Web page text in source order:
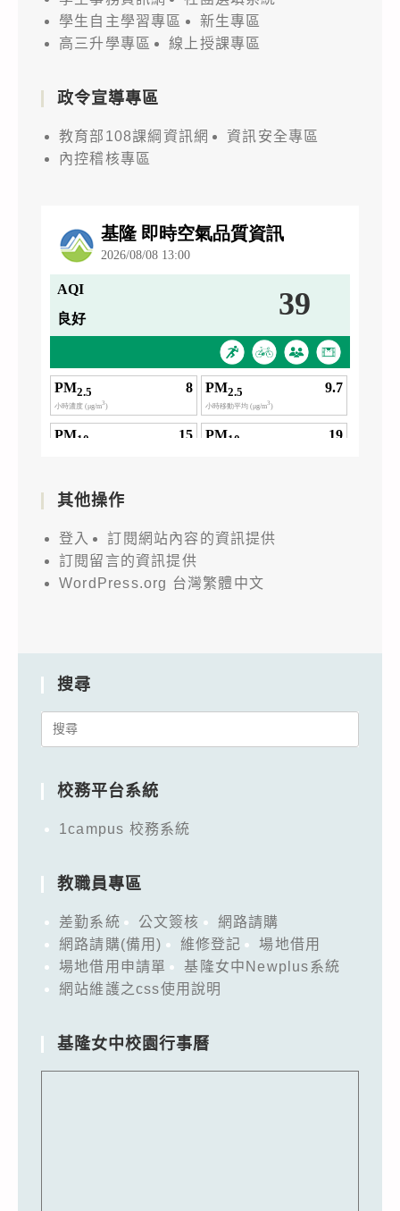
學生自主學習專區
新生專區
高三升學專區
線上授課專區
政令宣導專區
教育部108課綱資訊網
資訊安全專區
內控稽核專區
其他操作
登入
訂閱網站內容的資訊提供
訂閱留言的資訊提供
WordPress.org 台灣繁體中文
搜尋
Search
校務平台系統
1campus 校務系統
教職員專區
差勤系統 公文簽核
網路請購
網路請購(備用)
維修登記
場地借用
場地借用申請單
基隆女中Newplus系統
網站維護之css使用說明
基隆女中校園行事曆